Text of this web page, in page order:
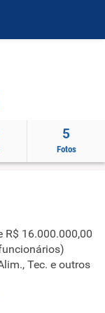
5
Fotos
R$ 16.000.000,00
Tec. e outros